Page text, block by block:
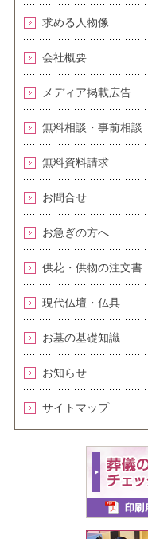
求める人物像
会社概要
メディア掲載広告
無料相談・事前相談
無料資料請求
お問合せ
お急ぎの方へ
供花・供物の注文書
現代仏壇・仏具
お墓の基礎知識
お知らせ
サイトマップ